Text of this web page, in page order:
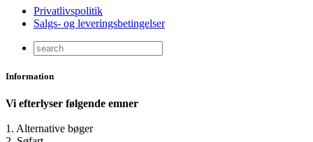
Privatlivspolitik
Salgs- og leveringsbetingelser
Information
Vi efterlyser følgende emner
1. Alternative bøger